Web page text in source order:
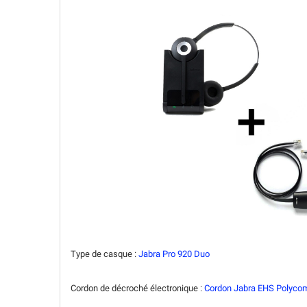
Type de casque : Jabra Pro 920 Duo
Cordon de décroché électronique : Cordon Jabra EHS